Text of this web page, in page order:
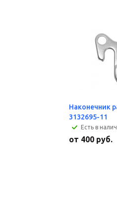
Наконечник
3132695-11
Есть в
от 400 руб.